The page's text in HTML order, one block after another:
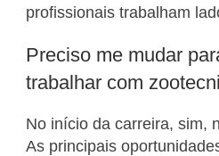
profissionais trabalham
Preciso me mudar
trabalhar com
No início da carreira, sim,
As principais